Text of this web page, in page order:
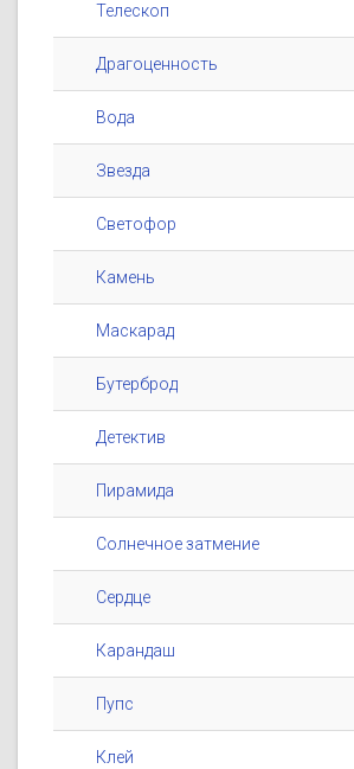
Телескоп
Драгоценность
Вода
Звезда
Светофор
Камень
Маскарад
Бутерброд
Детектив
Пирамида
Солнечное затмение
Сердце
Карандаш
Пупс
Клей